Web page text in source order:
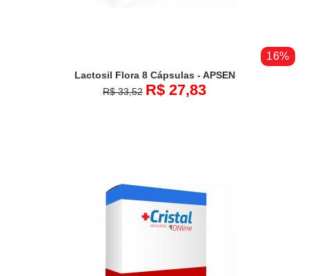
16%
Lactosil Flora 8 Cápsulas - APSEN
R$ 33,52 R$ 27,83